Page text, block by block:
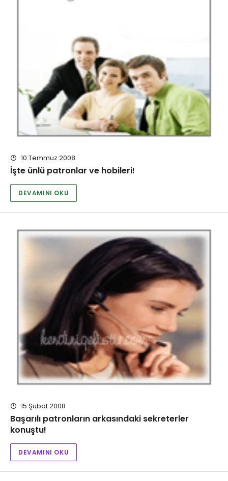
10 Temmuz 2008
İşte ünlü patronlar ve hobileri!
DEVAMINI OKU
15 Şubat 2008
Başarılı patronların arkasındaki sekreterler
konuştu!
DEVAMINI OKU